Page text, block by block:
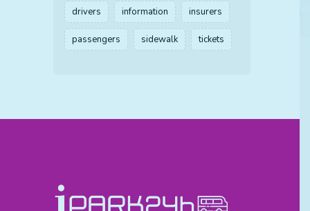
drivers information insurers
passengers sidewalk tickets